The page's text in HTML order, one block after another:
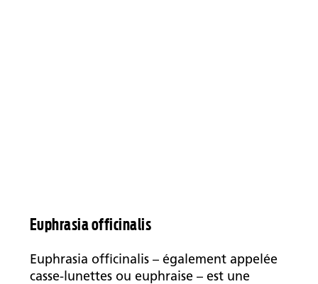
Euphrasia officinalis
Euphrasia officinalis – également appelée
casse-lunettes ou euphraise – est une